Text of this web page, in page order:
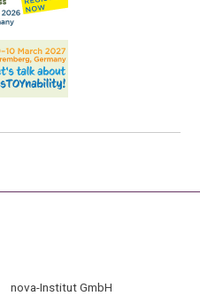
nova-Institut GmbH